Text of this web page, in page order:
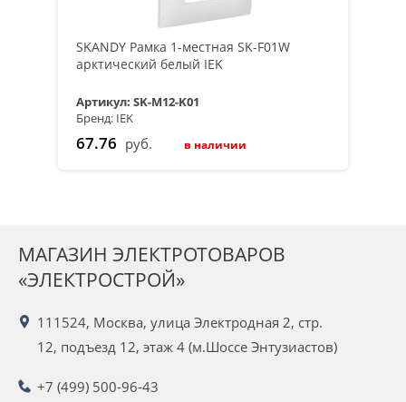
SKANDY Рамка 1-местная SK-F01W
арктический белый IEK
Артикул: SK-M12-K01
Бренд: IEK
67.76 руб. в наличии
МАГАЗИН ЭЛЕКТРОТОВАРОВ
«ЭЛЕКТРОСТРОЙ»
111524, Москва, улица Электродная 2, стр.
12, подъезд 12, этаж 4 (м.Шоссе Энтузиастов)
+7 (499) 500-96-43